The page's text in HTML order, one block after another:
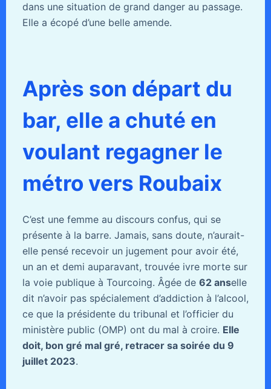
dans une situation de grand danger au passage.
Elle a écopé d’une belle amende.
Après son départ du
bar, elle a chuté en
voulant regagner le
métro vers Roubaix
C’est une femme au discours confus, qui se
présente à la barre. Jamais, sans doute, n’aurait-
elle pensé recevoir un jugement pour avoir été,
un an et demi auparavant, trouvée ivre morte sur
la voie publique à Tourcoing. Âgée de 62 anselle
dit n’avoir pas spécialement d’addiction à l’alcool,
ce que la présidente du tribunal et l’officier du
ministère public (OMP) ont du mal à croire. Elle
doit, bon gré mal gré, retracer sa soirée du 9
juillet 2023.